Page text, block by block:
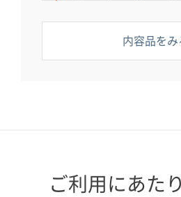
内容品をみ
ご利用にあた